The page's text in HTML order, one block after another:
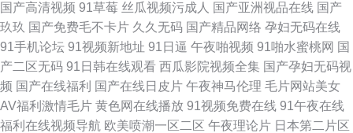
国产高清视频 91草莓 丝瓜视频污成人 国产亚洲视品在线 国产
玖玖 国产免费毛不卡片 久久无码 国产精品网络 孕妇无码在线
91手机论坛 91视频新地址 91日逼 午夜啪视频 91啪水蜜桃网 国
产二区无码 91日韩在线观看 西瓜影院视频全集 国产孕妇无码视
频 国产在线福利 国产在线日皮片 午夜神马伦理 毛片网站美女
AV福利激情毛片 黄色网在线播放 91视频免费在线 91午夜在线
福利在线视频导航 欧美喷潮一区二区 午夜理论片 日本第二片区